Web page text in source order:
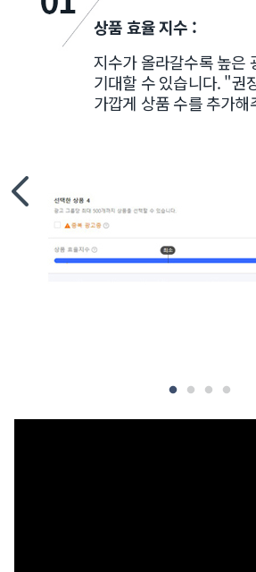
상품 효율 지수 :
지수가 올라갈수록 높은
기대할 수 있습니다. "권
가깝게 상품 수를 추가해